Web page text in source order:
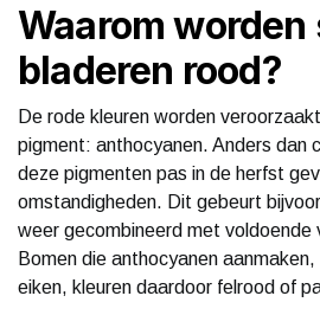
Waarom worden
bladeren rood?
De rode kleuren worden
pigment: anthocyanen. Anders dan
deze pigmenten pas in de herfst
omstandigheden. Dit gebeurt
weer gecombineerd met voldoende
Bomen die anthocyanen
eiken, kleuren daardoor felrood of